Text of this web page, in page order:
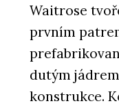
Waitrose
prvním
dutým
konstrukce.